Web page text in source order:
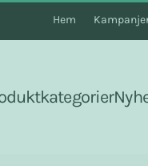
Hem